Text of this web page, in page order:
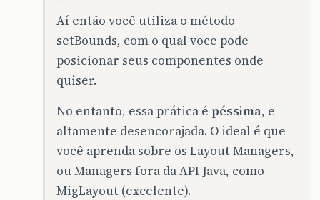
Aí então você utiliza o método
setBounds, com o qual voce pode
posicionar seus componentes onde
quiser.
No entanto, essa prática é péssima, e
altamente desencorajada. O ideal é que
você aprenda sobre os Layout Managers,
ou Managers fora da API Java, como
MigLayout (excelente).